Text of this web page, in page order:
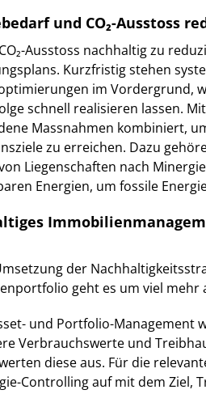
und CO₂-Ausstoss
Ausstoss nachhaltig zu
Kurzfristig stehen
im Vordergrund,
schnell realisieren lassen.
Massnahmen kombiniert,
zu erreichen. Dazu
Liegenschaften nach
Energien, um fossile
der
geht es um viel mehr
und Portfolio-Management
Verbrauchswerte und
diese aus. Für die
Controlling auf mit dem Ziel,